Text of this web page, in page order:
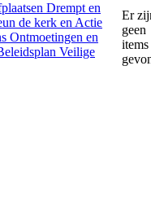
Drempt en
de kerk en Actie
Ontmoetingen en
Veilige
Er
geen
items